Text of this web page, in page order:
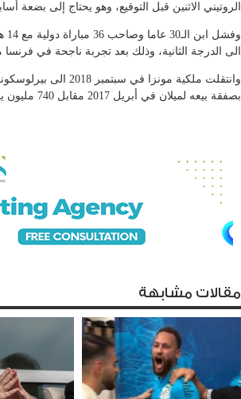
الروتيني الاثنين قبل التوقيع، وهو يحتاج إلى بضعة
الى الدرجة الثانية، وذلك بعد تجربة ناجحة في
وانتقلت ملكية
بصفقة بيعه لميلان في أبريل 2017 مقابل 740 مليون يورو.
مقالات مشابهة